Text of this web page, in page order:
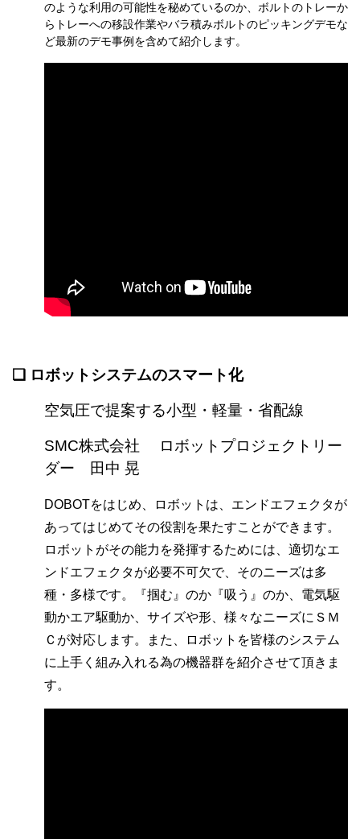
のような利用の可能性を秘めているのか、ボルトのトレーか
らトレーへの移設作業やバラ積みボルトのピッキングデモな
ど最新のデモ事例を含めて紹介します。
❏ ロボットシステムのスマート化
空気圧で提案する小型・軽量・省配線
SMC株式会社 ロボットプロジェクトリー
ダー 田中 晃
DOBOTをはじめ、ロボットは、エンドエフェクタが
あってはじめてその役割を果たすことができます。
ロボットがその能力を発揮するためには、適切なエ
ンドエフェクタが必要不可欠で、そのニーズは多
種・多様です。『掴む』のか『吸う』のか、電気駆
動かエア駆動か、サイズや形、様々なニーズにＳＭ
Ｃが対応します。また、ロボットを皆様のシステム
に上手く組み入れる為の機器群を紹介させて頂きま
す。